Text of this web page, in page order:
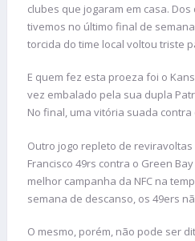
clubes que jogaram em casa.
tivemos no último final de
torcida do time local voltou triste
E quem fez esta proeza foi o
vez embalado pela sua dupla
No final, uma vitória suada contra
Outro jogo repleto de
Francisco 49rs contra o Green
melhor campanha da NFC na
semana de descanso, os 49ers
O mesmo, porém, não pode ser